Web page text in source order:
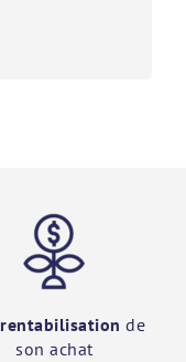
rentabilisation de
son achat